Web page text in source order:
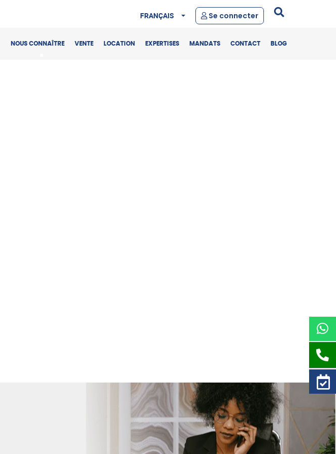
Se connecter
FRANÇAIS
NOUS CONNAÎTRE VENTE LOCATION EXPERTISES MANDATS CONTACT BLOG